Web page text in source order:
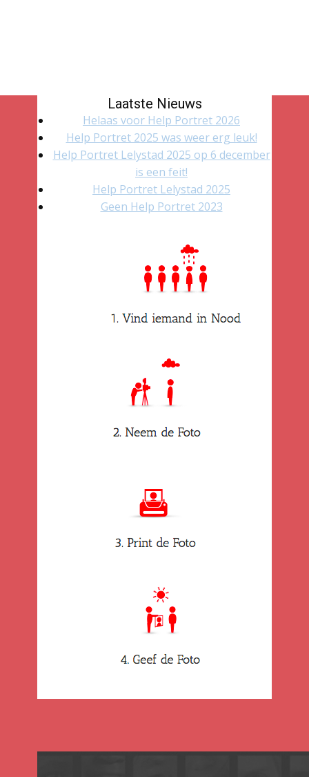
Laatste Nieuws
Helaas voor Help Portret 2026
Help Portret 2025 was weer erg leuk!
Help Portret Lelystad 2025 op 6 december
is een feit!
Help Portret Lelystad 2025
Geen Help Portret 2023